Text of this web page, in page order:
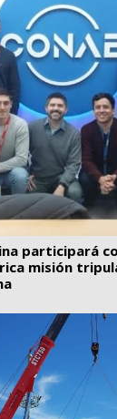
participará
misión